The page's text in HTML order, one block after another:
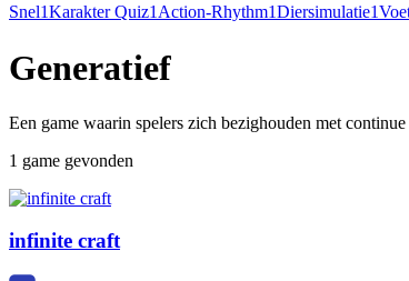
Snel1Karakter Quiz1 Action-Rhythm1Diersimulatie1
Generatief
Een game waarin spelers zich bezighouden met
1 game gevonden
infinite craft